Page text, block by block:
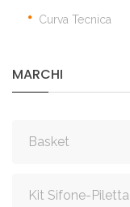
Curva Tecnica
MARCHI
Basket
Kit Sifone-Piletta